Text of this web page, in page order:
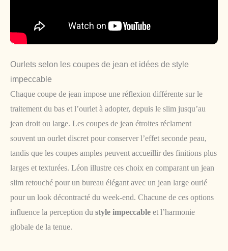
Ourlets selon les coupes de jean et idées de style
impeccable
Chaque coupe de jean impose une réflexion différente sur le
traitement du bas et l’ourlet à adopter, depuis le slim jusqu’au
jean droit ou large. Les coupes de jean étroites réclament
souvent un ourlet discret pour conserver l’effet seconde peau,
tandis que les coupes amples peuvent accueillir des finitions plus
larges et texturées. Léon illustre ces choix en comparant un jean
slim retouché pour un bureau élégant avec un jean large ourlé
pour un look décontracté du week-end. Chacune de ces options
influence la perception du style impeccable et l’harmonie
globale de la tenue.